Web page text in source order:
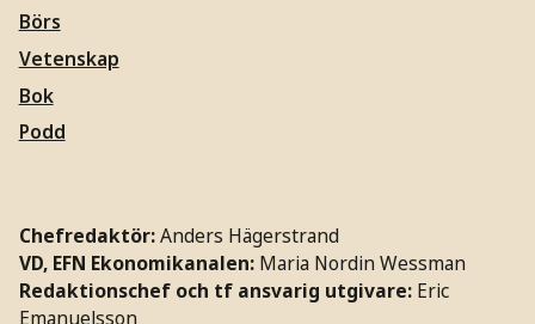
Börs
Vetenskap
Bok
Podd
Chefredaktör:Anders Hägerstrand
VD, EFN Ekonomikanalen: Maria Nordin Wessman
Redaktionschef och tf ansvarig utgivare: Eric
Emanuelsson